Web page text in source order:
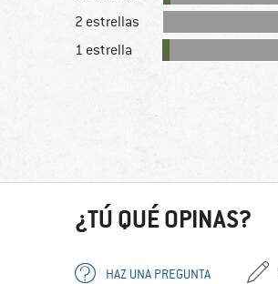
2 estrellas
1 estrella
¿TÚ QUÉ OPINAS?
HAZ UNA PREGUNTA